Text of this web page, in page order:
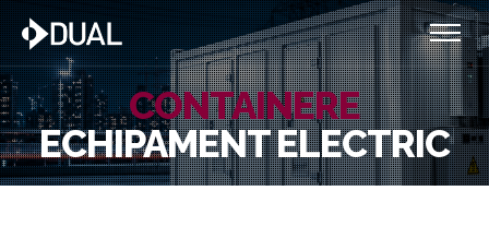
CONTAINERE
ECHIPAMENT ELECTRIC